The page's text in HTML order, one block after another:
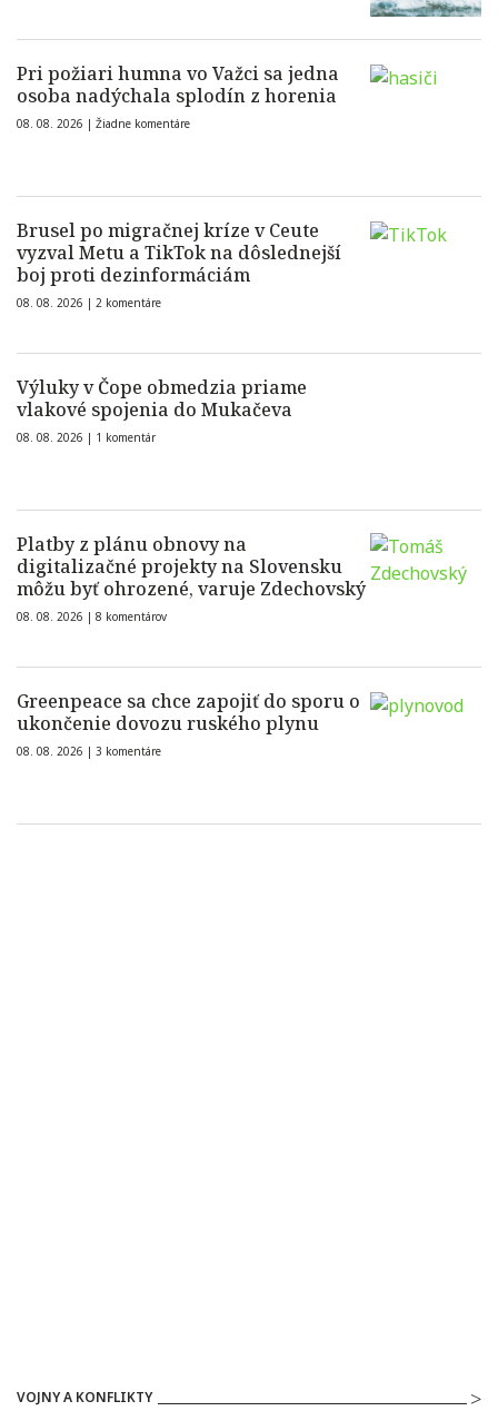
Pri požiari humna vo Važci sa jedna
osoba nadýchala splodín z horenia
08. 08. 2026 | Žiadne komentáre
Brusel po migračnej kríze v Ceute
vyzval Metu a TikTok na dôslednejší
boj proti dezinformáciám
08. 08. 2026 | 2 komentáre
Výluky v Čope obmedzia priame
vlakové spojenia do Mukačeva
08. 08. 2026 | 1 komentár
Platby z plánu obnovy na
digitalizačné projekty na Slovensku
môžu byť ohrozené, varuje Zdechovský
08. 08. 2026 | 8 komentárov
Greenpeace sa chce zapojiť do sporu o
ukončenie dovozu ruského plynu
08. 08. 2026 | 3 komentáre
VOJNY A KONFLIKTY